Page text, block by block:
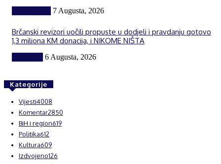
7 Augusta, 2026
Brčanski revizori uočili propuste u dodjeli i pravdanju gotovo
1,3 miliona KM donacija, i NIKOME NIŠTA
6 Augusta, 2026
Kategorije
Vijesti4008
Komentar2850
BiH i region619
Politika612
Kultura609
Izdvojeno126